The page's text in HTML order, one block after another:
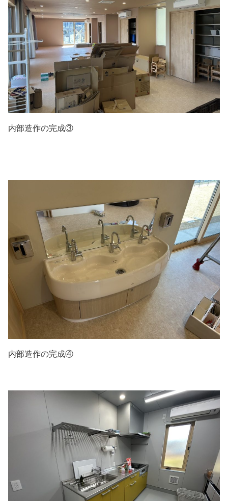
内部造作の完成③
内部造作の完成④